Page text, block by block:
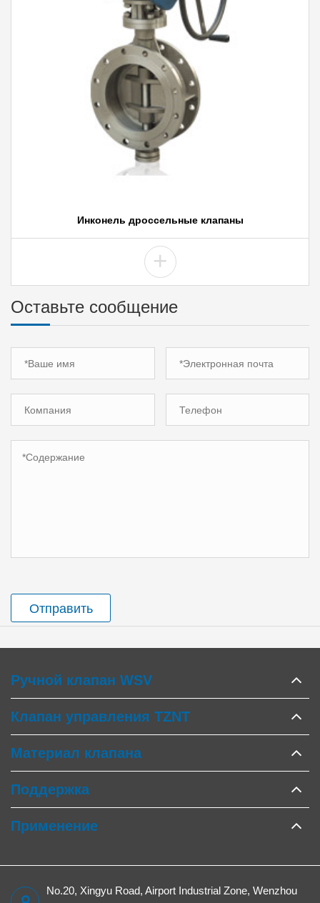
Инконель дроссельные клапаны
+
Оставьте сообщение
Отправить
Ручной клапан WSV
Клапан управления TZNT
Материал клапана
Поддержка
Применение
No.20, Xingyu Road, Airport Industrial Zone, Wenzhou